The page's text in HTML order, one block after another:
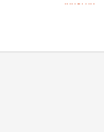
INNOLUX